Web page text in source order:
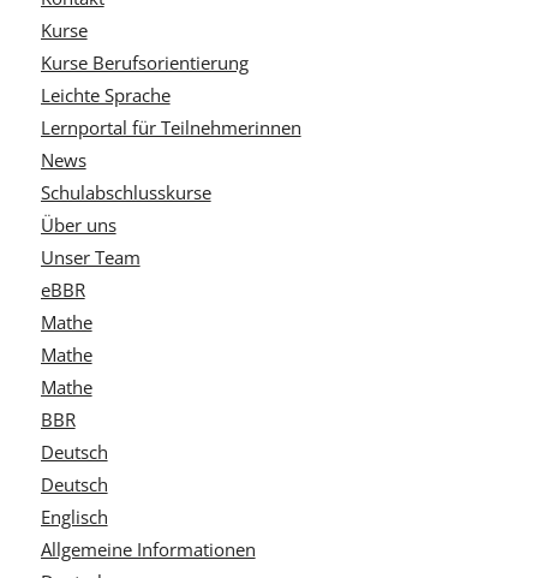
Kurse
Kurse Berufsorientierung
Leichte Sprache
Lernportal für Teilnehmerinnen
News
Schulabschlusskurse
Über uns
Unser Team
eBBR
Mathe
Mathe
Mathe
BBR
Deutsch
Deutsch
Englisch
Allgemeine Informationen